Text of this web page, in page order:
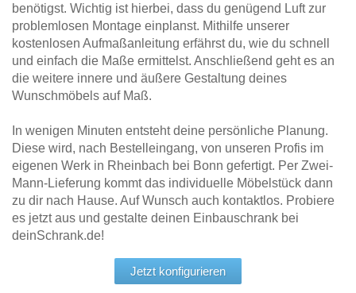
benötigst. Wichtig ist hierbei, dass du genügend Luft zur
problemlosen Montage einplanst. Mithilfe unserer
kostenlosen Aufmaßanleitung erfährst du, wie du schnell
und einfach die Maße ermittelst. Anschließend geht es an
die weitere innere und äußere Gestaltung deines
Wunschmöbels auf Maß.
In wenigen Minuten entsteht deine persönliche Planung.
Diese wird, nach Bestelleingang, von unseren Profis im
eigenen Werk in Rheinbach bei Bonn gefertigt. Per Zwei-
Mann-Lieferung kommt das individuelle Möbelstück dann
zu dir nach Hause. Auf Wunsch auch kontaktlos. Probiere
es jetzt aus und gestalte deinen Einbauschrank bei
deinSchrank.de!
Jetzt konfigurieren